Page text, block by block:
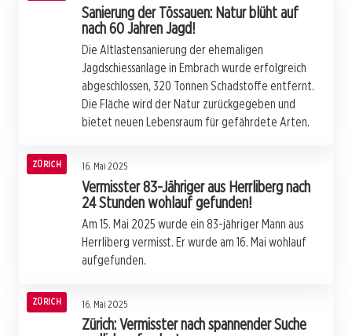
Sanierung der Tössauen: Natur blüht auf
nach 60 Jahren Jagd!
Die Altlastensanierung der ehemaligen
Jagdschiessanlage in Embrach wurde erfolgreich
abgeschlossen, 320 Tonnen Schadstoffe entfernt.
Die Fläche wird der Natur zurückgegeben und
bietet neuen Lebensraum für gefährdete Arten.
ZÜRICH 16. Mai 2025
Vermisster 83-Jähriger aus Herrliberg nach
24 Stunden wohlauf gefunden!
Am 15. Mai 2025 wurde ein 83-jähriger Mann aus
Herrliberg vermisst. Er wurde am 16. Mai wohlauf
aufgefunden.
ZÜRICH 16. Mai 2025
Zürich: Vermisster nach spannender Suche